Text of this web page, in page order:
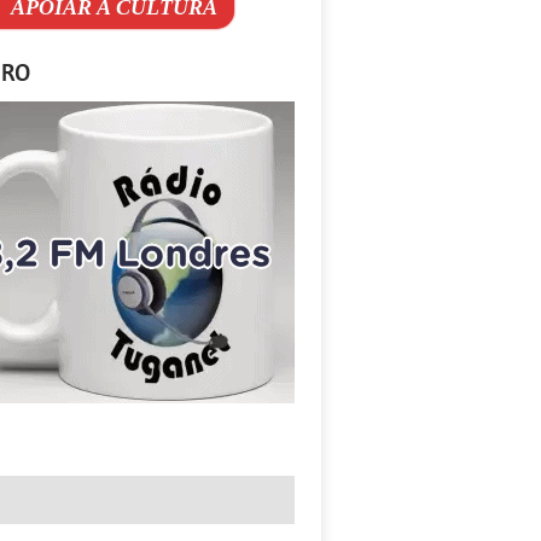
APOIAR A CULTURA